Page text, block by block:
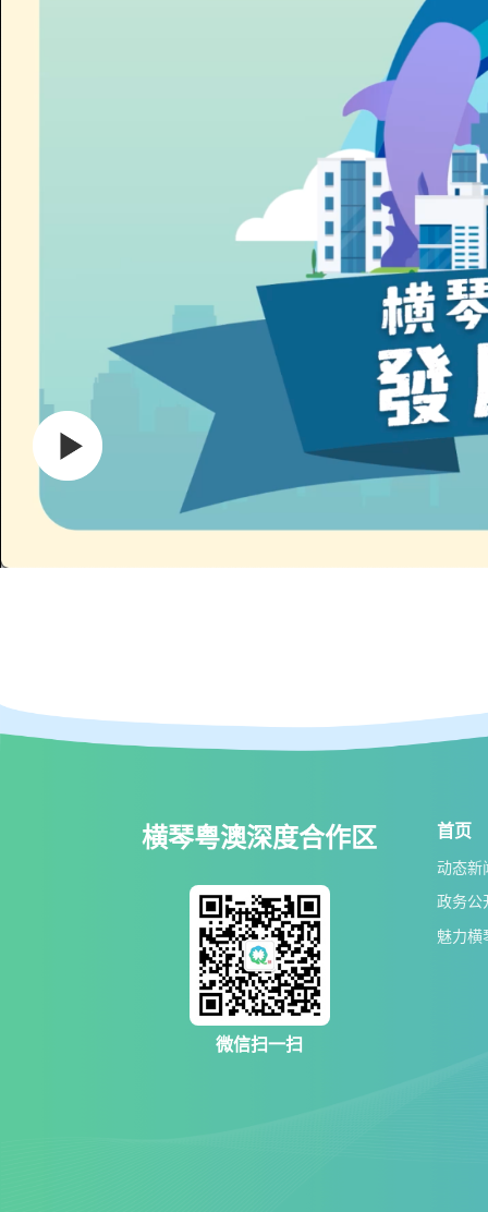
横琴粤澳深度合作区
微信扫一扫
首页
动态新
政务公
魅力横